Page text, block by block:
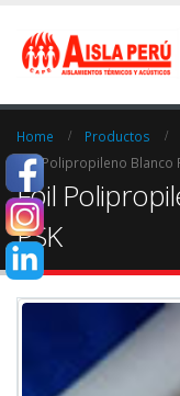
Home Productos
Foil Polipropileno Blanco
Foil
PSK